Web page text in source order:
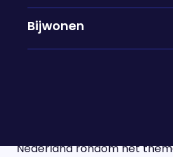
Bijwonen
voor de slachtoffers? Ruth
Ellen ten Damme, en Veerle
Nederland rondom het